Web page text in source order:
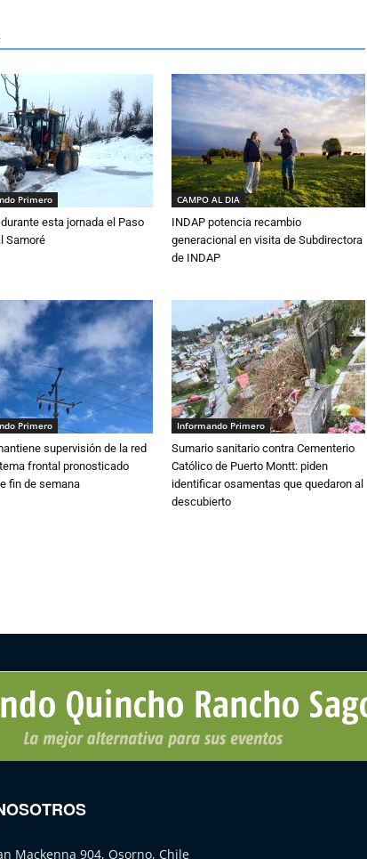
Primero
esta jornada el Paso
Samoré
CAMPO AL DIA
INDAP potencia recambio
generacional en visita de Subdirectora
de INDAP
Primero
supervisión de la red
frontal pronosticado
fin de semana
Informando Primero
Sumario sanitario contra Cementerio
Católico de Puerto Montt: piden
identificar osamentas que quedaron al
descubierto
Mackenna 904, Osorno, Chile